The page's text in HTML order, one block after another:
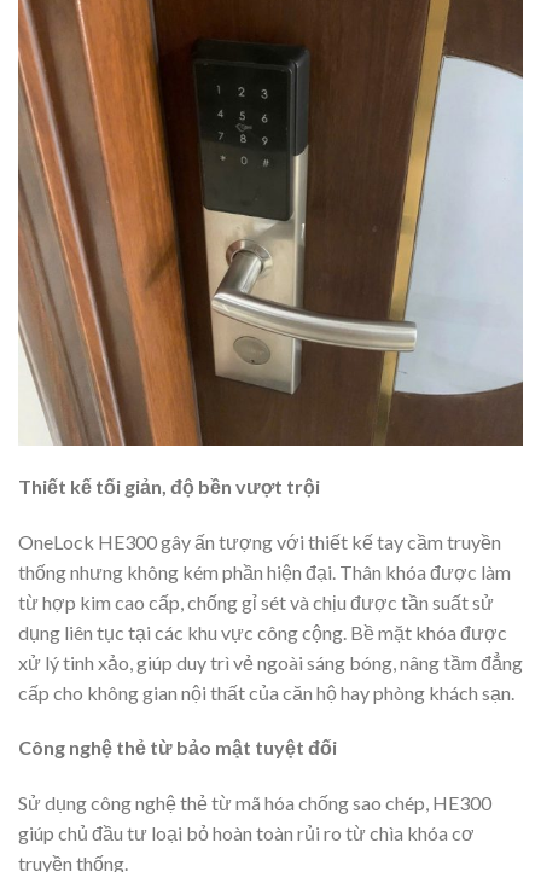
Thiết kế tối giản, độ bền vượt trội
OneLock HE300 gây ấn tượng với thiết kế tay cầm truyền
thống nhưng không kém phần hiện đại. Thân khóa được làm
từ hợp kim cao cấp, chống gỉ sét và chịu được tần suất sử
dụng liên tục tại các khu vực công cộng. Bề mặt khóa được
xử lý tinh xảo, giúp duy trì vẻ ngoài sáng bóng, nâng tầm đẳng
cấp cho không gian nội thất của căn hộ hay phòng khách sạn.
Công nghệ thẻ từ bảo mật tuyệt đối
Sử dụng công nghệ thẻ từ mã hóa chống sao chép, HE300
giúp chủ đầu tư loại bỏ hoàn toàn rủi ro từ chìa khóa cơ
truyền thống.